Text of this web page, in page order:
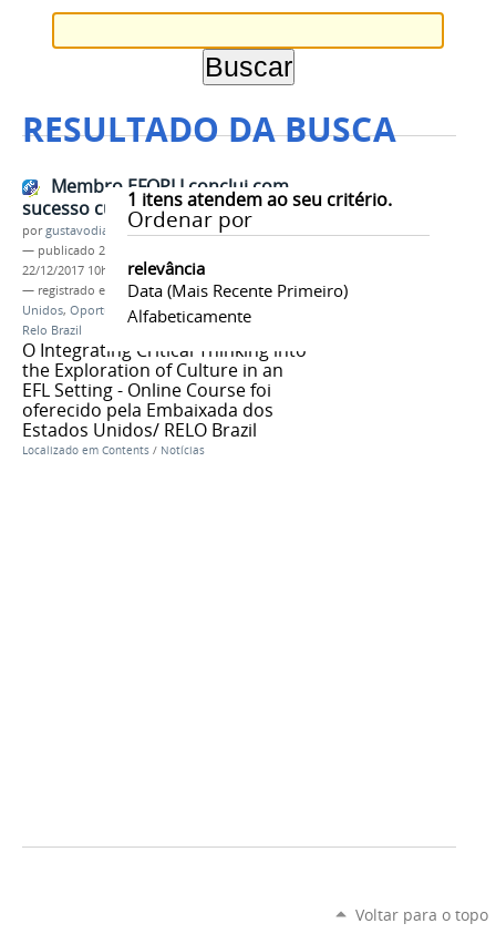
RESULTADO DA BUSCA
1 itens atendem ao seu critério.
Ordenar por
relevância
Data (mais Recente Primeiro)
Alfabeticamente
Membro EFOPLI conclui com
sucesso curso de Critical Thinking
porgustavodias
— publicado 22/12/2017
22/12/2017 10h18
— registrado em:
EFOPLI ,Embaixado dos Estados
Unidos, Oportunidade para professores de inglês
Relo Brazil
O Integrating Critical Thinking into
the Exploration of Culture in an
EFL Setting - Online Course foi
oferecido pela Embaixada dos
Estados Unidos/ RELO Brazil
Localizado em Contents / Notícias
Voltar para o topo